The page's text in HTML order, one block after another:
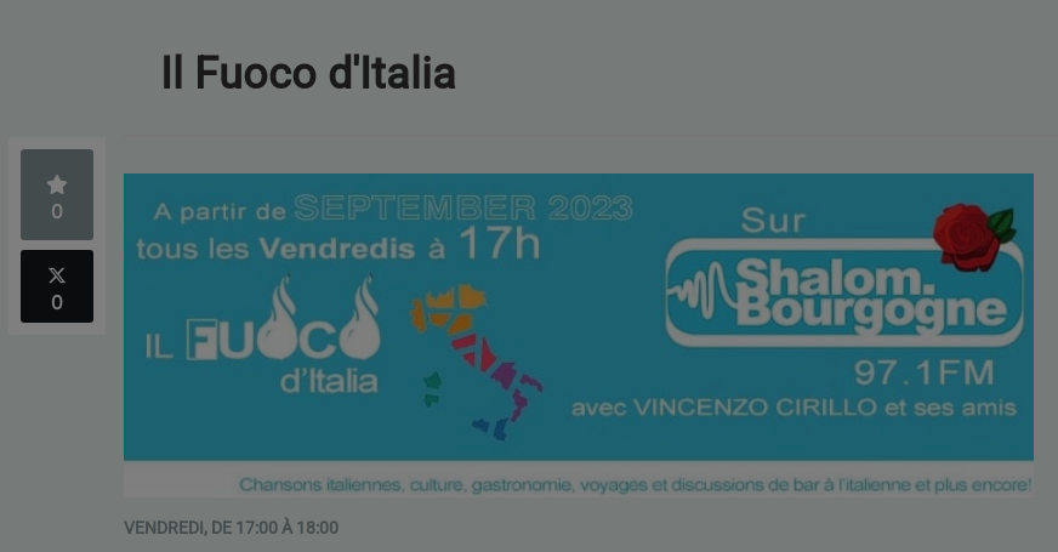
Il Fuoco d'Italia
0
0
VENDREDI, DE 17:00 À 18:00